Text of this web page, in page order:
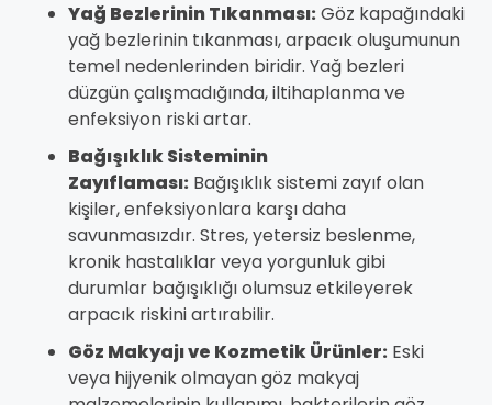
Yağ Bezlerinin Tıkanması:Göz kapağındaki
yağ bezlerinin tıkanması, arpacık oluşumunun
temel nedenlerinden biridir. Yağ bezleri
düzgün çalışmadığında, iltihaplanma ve
enfeksiyon riski artar.
Bağışıklık Sisteminin
Zayıflaması: Bağışıklık sistemi zayıf olan
kişiler, enfeksiyonlara karşı daha
savunmasızdır. Stres, yetersiz beslenme,
kronik hastalıklar veya yorgunluk gibi
durumlar bağışıklığı olumsuz etkileyerek
arpacık riskini artırabilir.
Göz Makyajı ve Kozmetik Ürünler: Eski
veya hijyenik olmayan göz makyaj